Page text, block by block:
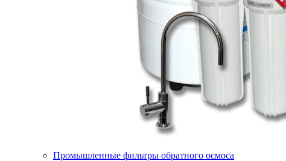
Промышленные фильтры обратного осмоса